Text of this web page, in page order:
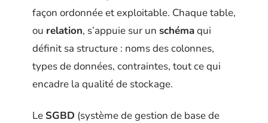
façon ordonnée et exploitable. Chaque table,
ou relation, s’appuie sur un schémaqui
définit sa structure : noms des colonnes,
types de données, contraintes, tout ce qui
encadre la qualité de stockage.
Le SGBD (système de gestion de base de